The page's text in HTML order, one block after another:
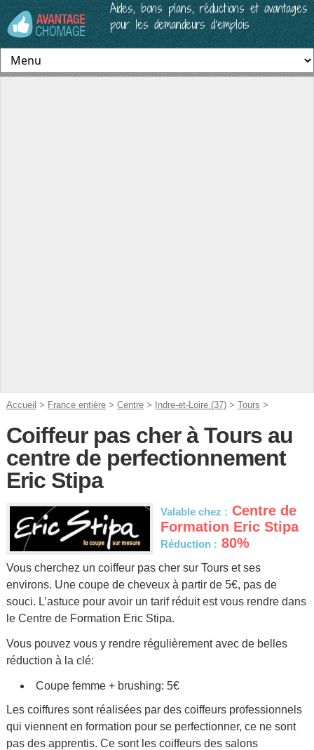
Aides, bons plans, réductions et avantages
pour les demandeurs d’emplois
Accueil > France entière> Centre> Indre-et-Loire (37)> Tours >
Coiffeur pas cher à Tours au
centre de perfectionnement
Eric Stipa
Valable chez : Centre de
Formation Eric Stipa
Réduction : 80%
Vous cherchez un coiffeur pas cher sur Tours et ses
environs. Une coupe de cheveux à partir de 5€, pas de
souci. L’astuce pour avoir un tarif réduit est vous rendre dans
le Centre de Formation Eric Stipa.
Vous pouvez vous y rendre régulièrement avec de belles
réduction à la clé:
Coupe femme + brushing: 5€
Les coiffures sont réalisées par des coiffeurs professionnels
qui viennent en formation pour se perfectionner, ce ne sont
pas des apprentis. Ce sont les coiffeurs des salons